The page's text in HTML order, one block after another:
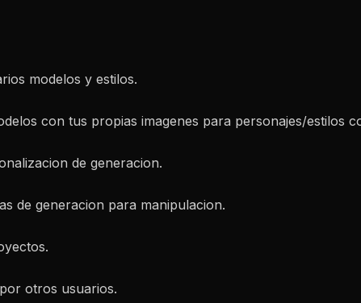
modelos y estilos.
con tus propias imagenes para personajes/estilos
de generacion.
de generacion para manipulacion.
otros usuarios.